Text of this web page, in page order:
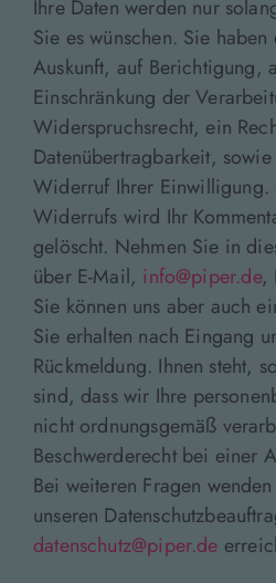
Ihre Daten werden nur
Sie es wünschen. Sie haben
Auskunft, auf Berichtigung,
Einschränkung der
Widerspruchsrecht, ein
Datenübertragbarkeit,
Widerruf Ihrer Einwilligung.
Widerrufs wird Ihr
gelöscht. Nehmen Sie in
über E-Mail, info@piper.de,
Sie können uns aber auch
Sie erhalten nach Eingang
Rückmeldung. Ihnen steht,
sind, dass wir Ihre
nicht ordnungsgemäß
Beschwerderecht bei einer
Bei weiteren Fragen
unseren
datenschutz@piper.de